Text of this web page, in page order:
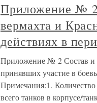
Приложение № 2
вермахта и
действиях в
Приложение № 2 Состав и
принявших участие в
Примечания:1. Количество
всего танков в корпусе/